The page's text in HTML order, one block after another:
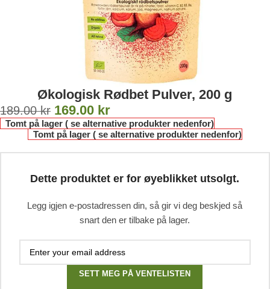
Økologisk Rødbet Pulver, 200 g
189.00kr 169.00 kr
Tomt på lager ( se alternative produkter nedenfor)
Tomt på lager ( se alternative produkter nedenfor)
Dette produktet er for øyeblikket utsolgt.
Legg igjen e-postadressen din, så gir vi deg beskjed så
snart den er tilbake på lager.
SETT MEG PÅ VENTELISTEN